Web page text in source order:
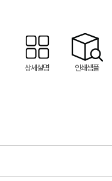
상세설명 인쇄샘플